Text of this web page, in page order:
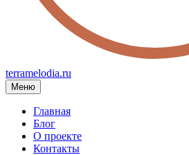
terramelodia.ru
Меню
Главная
Блог
О проекте
Контакты